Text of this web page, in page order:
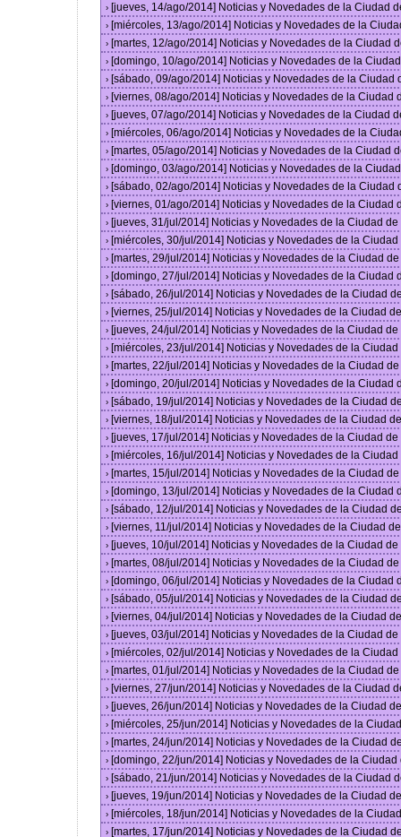
› [jueves, 14/ago/2014] Noticias y Novedades de la Ciudad
› [miércoles, 13/ago/2014] Noticias y Novedades de la
› [martes, 12/ago/2014] Noticias y Novedades de la Ciudad
› [domingo, 10/ago/2014] Noticias y Novedades de la
› [sábado, 09/ago/2014] Noticias y Novedades de la Ciudad
› [viernes, 08/ago/2014] Noticias y Novedades de la Ciudad
› [jueves, 07/ago/2014] Noticias y Novedades de la Ciudad
› [miércoles, 06/ago/2014] Noticias y Novedades de la
› [martes, 05/ago/2014] Noticias y Novedades de la Ciudad
› [domingo, 03/ago/2014] Noticias y Novedades de la
› [sábado, 02/ago/2014] Noticias y Novedades de la Ciudad
› [viernes, 01/ago/2014] Noticias y Novedades de la Ciudad
› [jueves, 31/jul/2014] Noticias y Novedades de la Ciudad
› [miércoles, 30/jul/2014] Noticias y Novedades de la
› [martes, 29/jul/2014] Noticias y Novedades de la Ciudad
› [domingo, 27/jul/2014] Noticias y Novedades de la Ciudad
› [sábado, 26/jul/2014] Noticias y Novedades de la Ciudad
› [viernes, 25/jul/2014] Noticias y Novedades de la Ciudad
› [jueves, 24/jul/2014] Noticias y Novedades de la Ciudad
› [miércoles, 23/jul/2014] Noticias y Novedades de la
› [martes, 22/jul/2014] Noticias y Novedades de la Ciudad
› [domingo, 20/jul/2014] Noticias y Novedades de la Ciudad
› [sábado, 19/jul/2014] Noticias y Novedades de la Ciudad
› [viernes, 18/jul/2014] Noticias y Novedades de la Ciudad
› [jueves, 17/jul/2014] Noticias y Novedades de la Ciudad
› [miércoles, 16/jul/2014] Noticias y Novedades de la
› [martes, 15/jul/2014] Noticias y Novedades de la Ciudad
› [domingo, 13/jul/2014] Noticias y Novedades de la Ciudad
› [sábado, 12/jul/2014] Noticias y Novedades de la Ciudad
› [viernes, 11/jul/2014] Noticias y Novedades de la Ciudad
› [jueves, 10/jul/2014] Noticias y Novedades de la Ciudad
› [martes, 08/jul/2014] Noticias y Novedades de la Ciudad
› [domingo, 06/jul/2014] Noticias y Novedades de la Ciudad
› [sábado, 05/jul/2014] Noticias y Novedades de la Ciudad
› [viernes, 04/jul/2014] Noticias y Novedades de la Ciudad
› [jueves, 03/jul/2014] Noticias y Novedades de la Ciudad
› [miércoles, 02/jul/2014] Noticias y Novedades de la
› [martes, 01/jul/2014] Noticias y Novedades de la Ciudad
› [viernes, 27/jun/2014] Noticias y Novedades de la Ciudad
› [jueves, 26/jun/2014] Noticias y Novedades de la Ciudad
› [miércoles, 25/jun/2014] Noticias y Novedades de la
› [martes, 24/jun/2014] Noticias y Novedades de la Ciudad
› [domingo, 22/jun/2014] Noticias y Novedades de la
› [sábado, 21/jun/2014] Noticias y Novedades de la Ciudad
› [jueves, 19/jun/2014] Noticias y Novedades de la Ciudad
› [miércoles, 18/jun/2014] Noticias y Novedades de la
› [martes, 17/jun/2014] Noticias y Novedades de la Ciudad